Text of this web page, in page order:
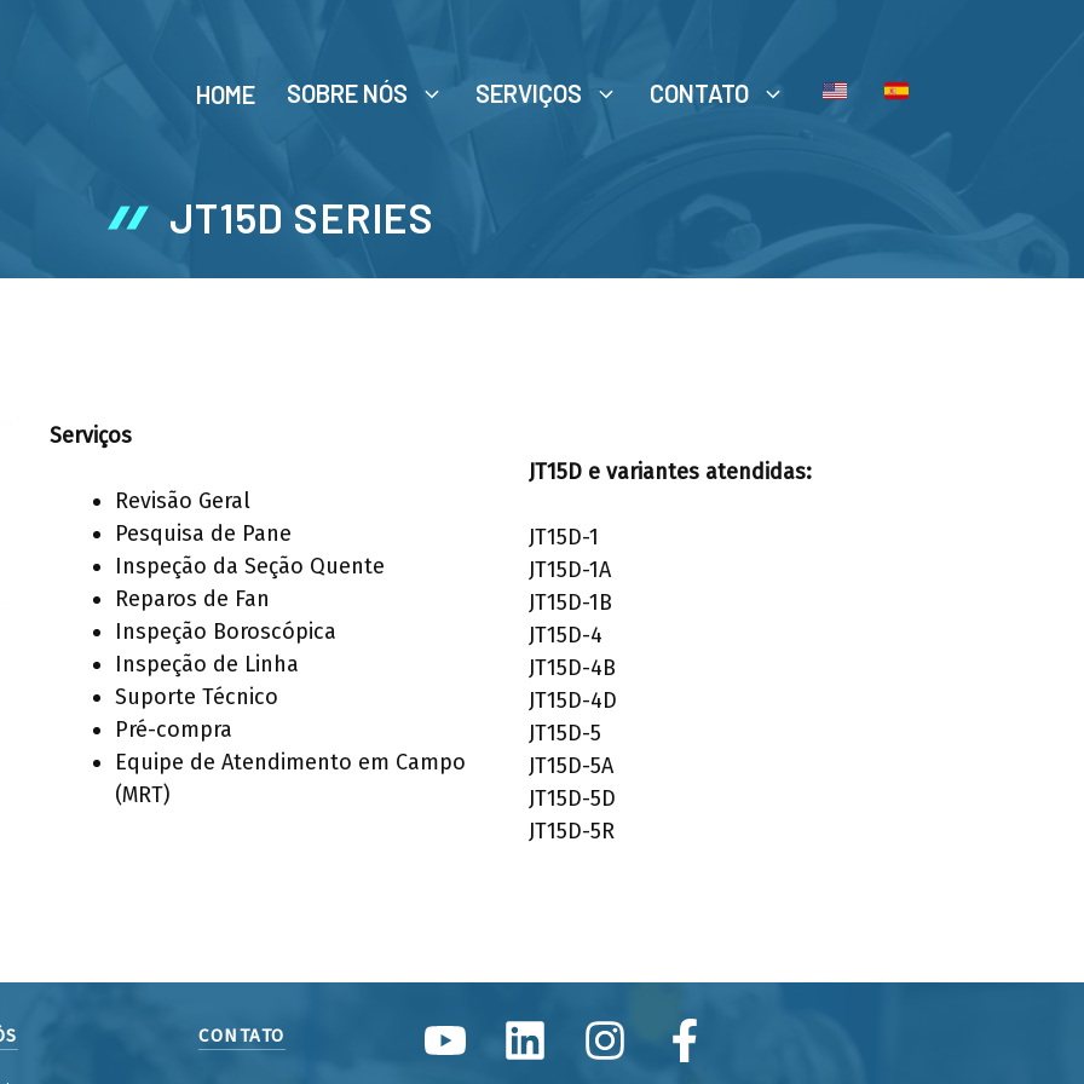
HOME SOBRE NÓS SERVIÇOS CONTATO
JT15D SERIES
Serviços
Revisão Geral
Pesquisa de Pane
Inspeção da Seção Quente
Reparos de Fan
Inspeção Boroscópica
Inspeção de Linha
Suporte Técnico
Pré-compra
Equipe de Atendimento em Campo
(MRT)
JT15D e variantes atendidas:
JT15D-1
JT15D-1A
JT15D-1B
JT15D-4
JT15D-4B
JT15D-4D
JT15D-5
JT15D-5A
JT15D-5D
JT15D-5R
CONTATO